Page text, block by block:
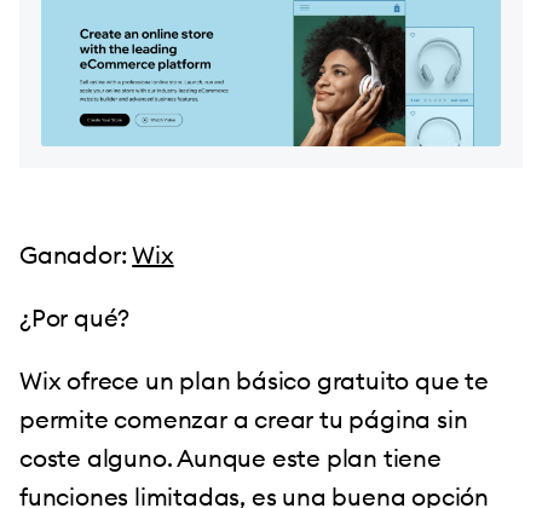
Ganador:Wix
¿Por qué?
Wix ofrece un plan básico gratuito que te
permite comenzar a crear tu página sin
coste alguno. Aunque este plan tiene
funciones limitadas, es una buena opción